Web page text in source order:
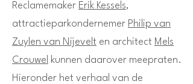
Reclamemaker Erik Kessels,
attractieparkondernemer Philip van
Zuylen van Nijevelt en architect Mels
Crouwel ​ kunnen daarover meepraten.
Hieronder het verhaal van de